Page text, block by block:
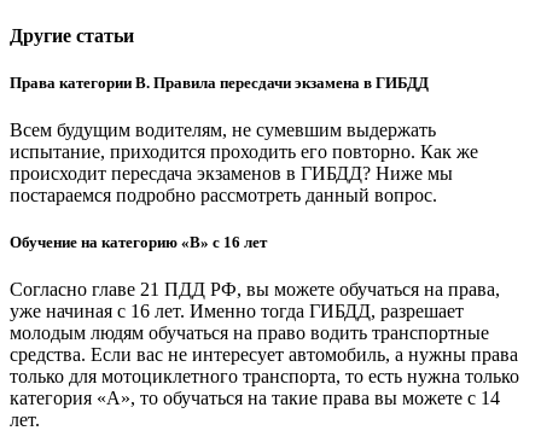
Другие статьи
Права категории В. Правила пересдачи экзамена в ГИБДД
Всем будущим водителям, не сумевшим выдержать
испытание, приходится проходить его повторно. Как же
происходит пересдача экзаменов в ГИБДД? Ниже мы
постараемся подробно рассмотреть данный вопрос.
Обучение на категорию «B» с 16 лет
Согласно главе 21 ПДД РФ, вы можете обучаться на права,
уже начиная с 16 лет. Именно тогда ГИБДД, разрешает
молодым людям обучаться на право водить транспортные
средства. Если вас не интересует автомобиль, а нужны права
только для мотоциклетного транспорта, то есть нужна только
категория «А», то обучаться на такие права вы можете с 14
лет.